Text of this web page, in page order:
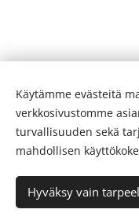
Luotu
Käytämme evästeitä
verkkosivustomme
turvallisuuden sekä
mahdollisen
Hyväksy vain